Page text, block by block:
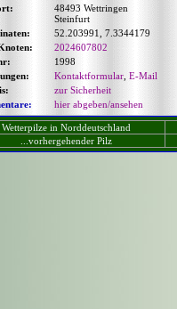
48493 Wettringen
Steinfurt
52.203991, 7.3344179
2024607802
1998
Kontaktformular E-Mail
zur Sicherheit
hier abgeben/ansehen
Wetterpilze in Norddeutschland
...vorhergehender Pilz